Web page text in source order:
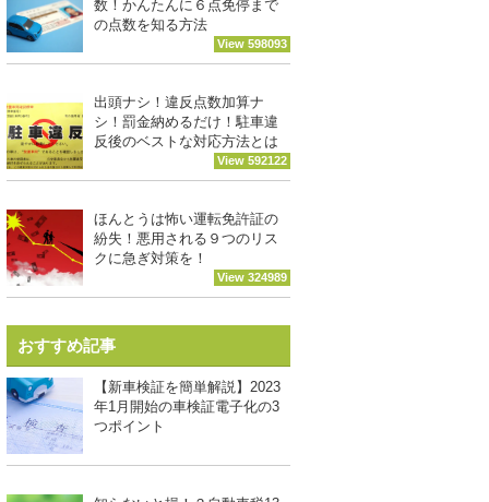
数！かんたんに６点免停まで
の点数を知る方法
View 598093
出頭ナシ！違反点数加算ナ
シ！罰金納めるだけ！駐車違
反後のベストな対応方法とは
View 592122
ほんとうは怖い運転免許証の
紛失！悪用される９つのリス
クに急ぎ対策を！
View 324989
おすすめ記事
【新車検証を簡単解説】2023
年1月開始の車検証電子化の3
つポイント